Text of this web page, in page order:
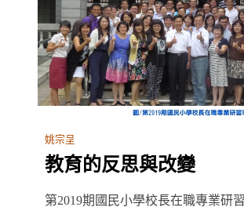
姚宗呈
教育的反思與改變
第2019期國民小學校長在職專業研